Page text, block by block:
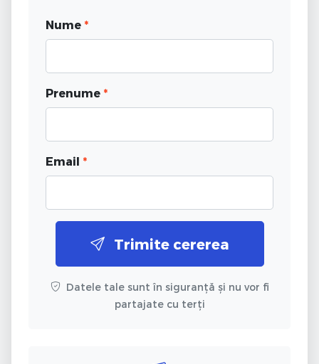
Nume *
Prenume *
Email *
Trimite cererea
Datele tale sunt în siguranță și nu vor fi
partajate cu terți